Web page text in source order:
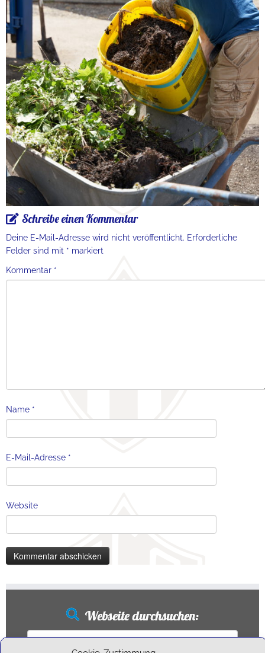
Schreibe einen Kommentar
Deine E-Mail-Adresse wird nicht veröffentlicht. Erforderliche
Felder sind mit * markiert
Kommentar *
Name *
E-Mail-Adresse *
Website
Webseite durchsuchen:
Suchen